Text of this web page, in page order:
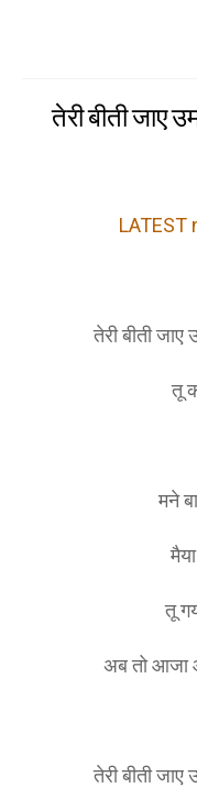
तेरी बीती जाए
LATEST
तेरी बीती
तू
मने
तू
अब तो आजा
तेरी बीती